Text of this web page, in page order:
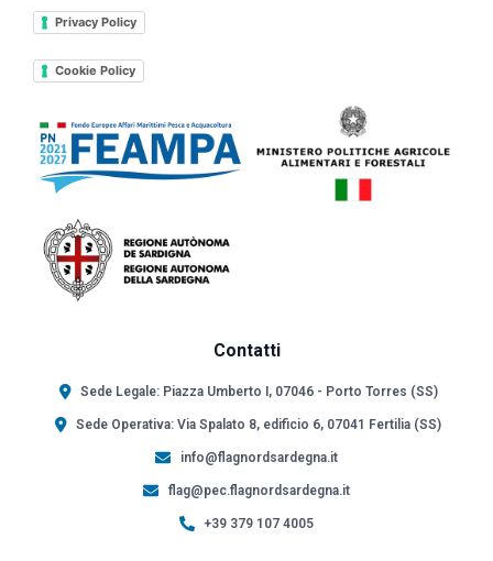
Privacy Policy
Cookie Policy
Contatti
Sede Legale: Piazza Umberto I, 07046 - Porto Torres (SS)
Sede Operativa: Via Spalato 8, edificio 6, 07041 Fertilia (SS)
info@flagnordsardegna.it
flag@pec.flagnordsardegna.it
+39 379 107 4005